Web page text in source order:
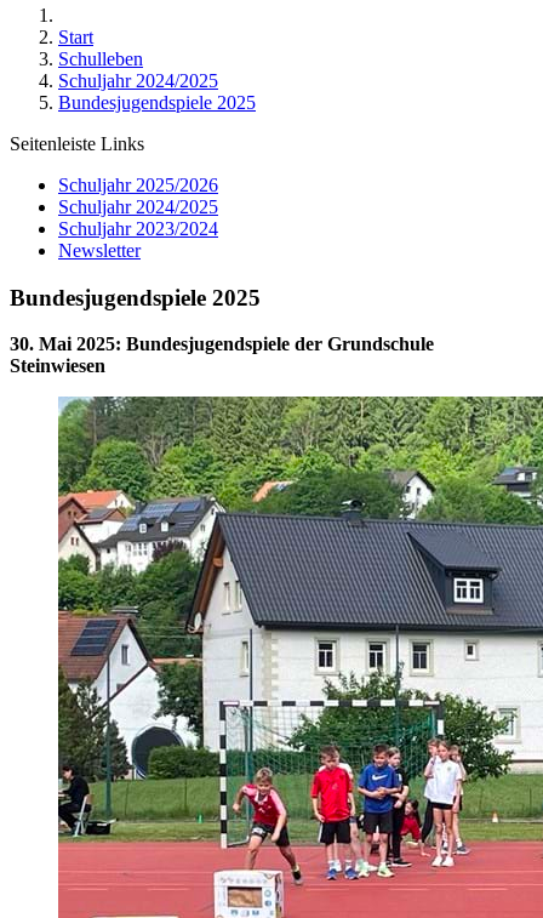
Start
Schulleben
Schuljahr 2024/2025
Bundesjugendspiele 2025
Seitenleiste Links
Schuljahr 2025/2026
Schuljahr 2024/2025
Schuljahr 2023/2024
Newsletter
Bundesjugendspiele 2025
30. Mai 2025: Bundesjugendspiele der Grundschule
Steinwiesen